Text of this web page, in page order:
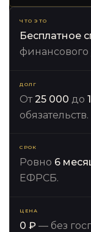
ЧТО ЭТО
Бесплатное
ДОЛГ
От25 000 до
обязательств.
СРОК
Ровно 6
ЕФРСБ.
ЦЕНА
0 ₽ — без